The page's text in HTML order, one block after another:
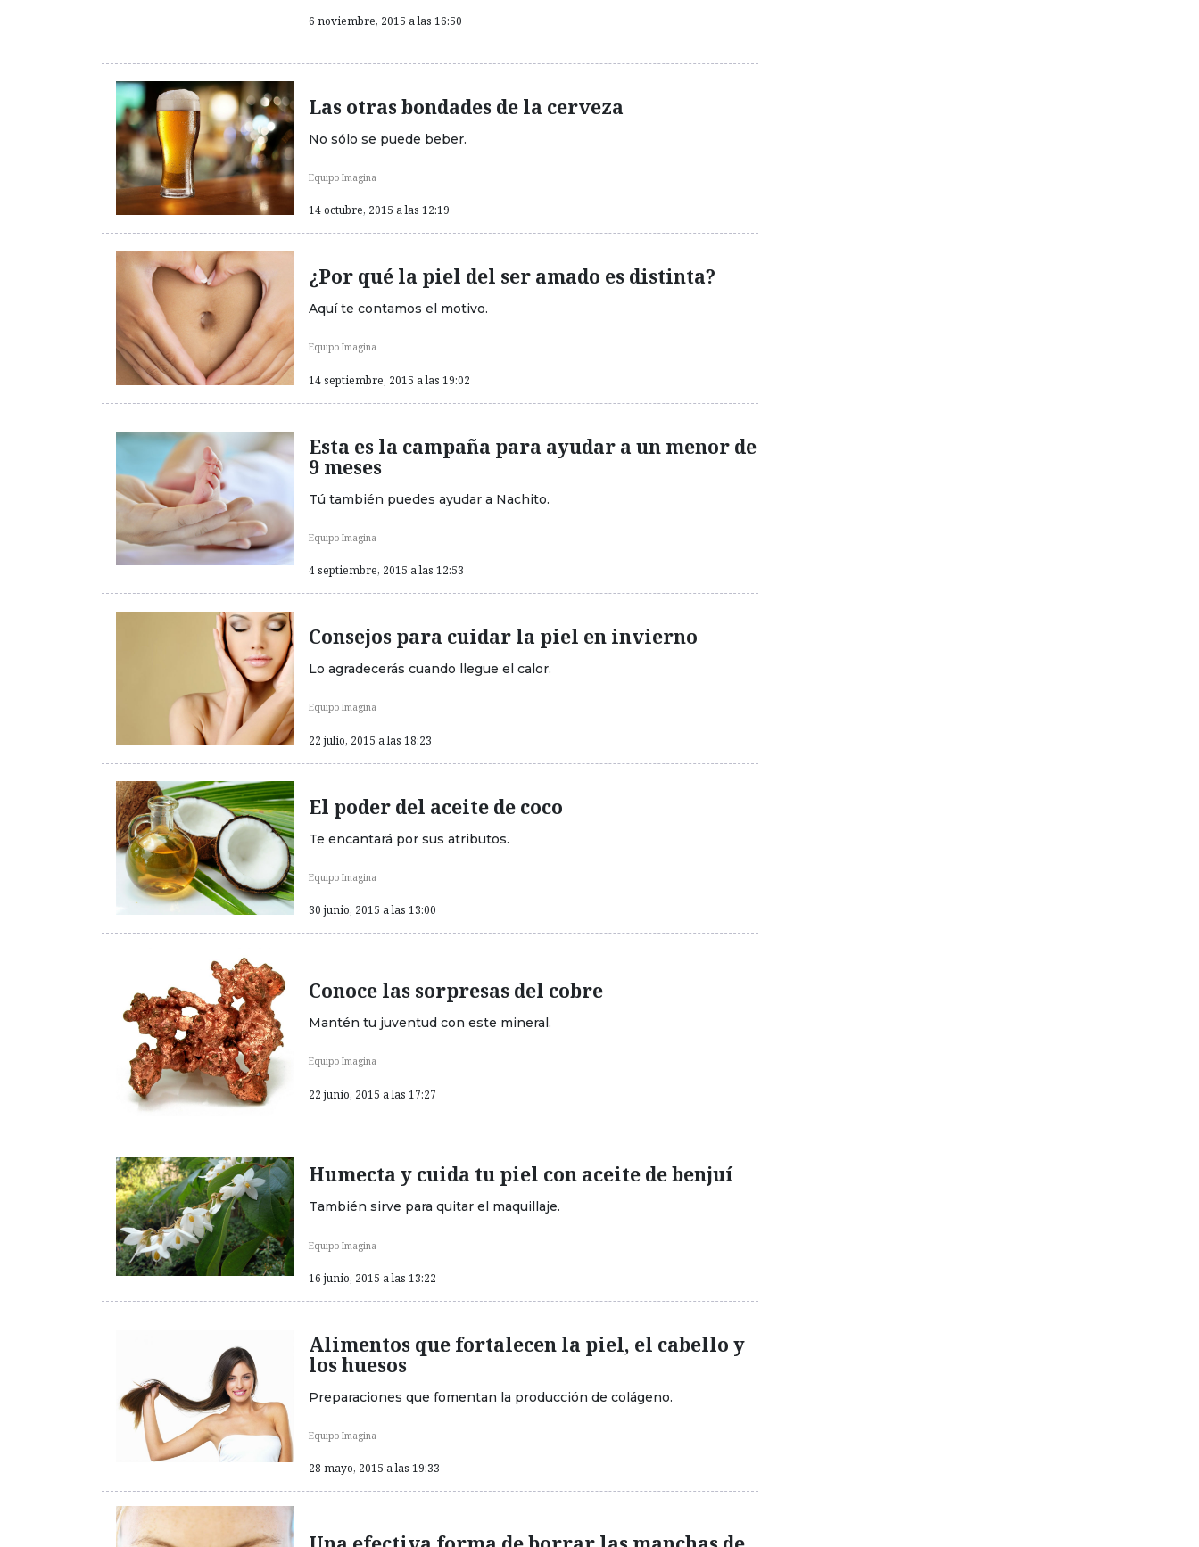
6 noviembre, 2015 a las 16:50
Las otras bondades de la cerveza
No sólo se puede beber.
Equipo Imagina
14 octubre, 2015 a las 12:19
¿Por qué la piel del ser amado es distinta?
Aquí te contamos el motivo.
Equipo Imagina
14 septiembre, 2015 a las 19:02
Esta es la campaña para ayudar a un menor de
9 meses
Tú también puedes ayudar a Nachito.
Equipo Imagina
4 septiembre, 2015 a las 12:53
Consejos para cuidar la piel en invierno
Lo agradecerás cuando llegue el calor.
Equipo Imagina
22 julio, 2015 a las 18:23
El poder del aceite de coco
Te encantará por sus atributos.
Equipo Imagina
30 junio, 2015 a las 13:00
Conoce las sorpresas del cobre
Mantén tu juventud con este mineral.
Equipo Imagina
22 junio, 2015 a las 17:27
Humecta y cuida tu piel con aceite de benjuí
También sirve para quitar el maquillaje.
Equipo Imagina
16 junio, 2015 a las 13:22
Alimentos que fortalecen la piel, el cabello y
los huesos
Preparaciones que fomentan la producción de colágeno.
Equipo Imagina
28 mayo, 2015 a las 19:33